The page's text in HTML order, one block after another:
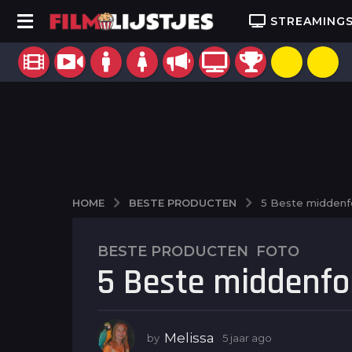
HOME BESTE PRODUCTEN 5 Beste
5
j
a
a
BESTE PRODUCTEN ,FOTO
5 Beste
by Melissa 5 jaar ago